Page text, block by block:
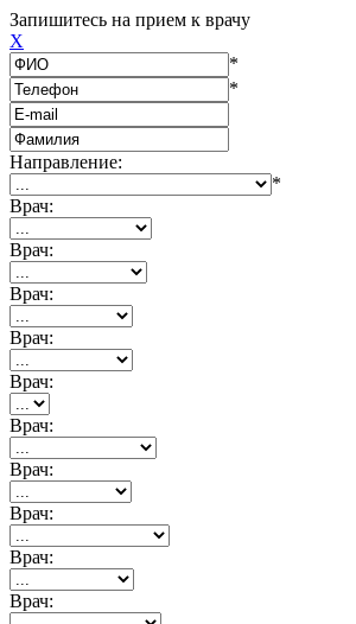
Запишитесь на прием к врачу
X
*
*
Направление:
*
Врач:
Врач:
Врач:
Врач:
Врач:
Врач:
Врач:
Врач:
Врач:
Врач: